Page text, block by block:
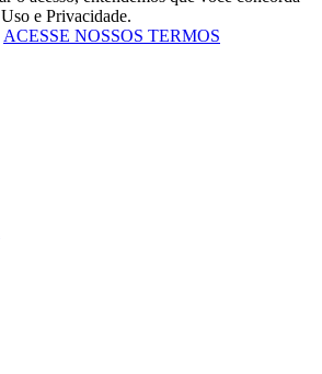
e Privacidade.
ACESSE NOSSOS TERMOS